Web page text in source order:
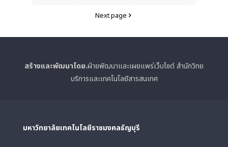
Next page
สร้างและพัฒนาโดย.ฝ่ายพัฒนาและเผยแพร่เว็บไซต์ สำนักวิทย
บริการและเทคโนโลยีสารสนเทศ
มหาวิทยาลัยเทคโนโลยีราชมงคลธัญบุรี